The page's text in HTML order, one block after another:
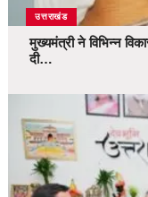
उत्तराखंड
मुख्यमंत्री ने विभिन्न
दी…